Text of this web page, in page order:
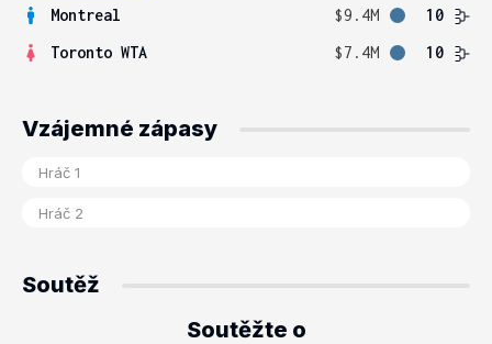
Montreal $9.4M
10
Toronto WTA
$7.4M 10
Vzájemné zápasy
Soutěž
Soutěžte o